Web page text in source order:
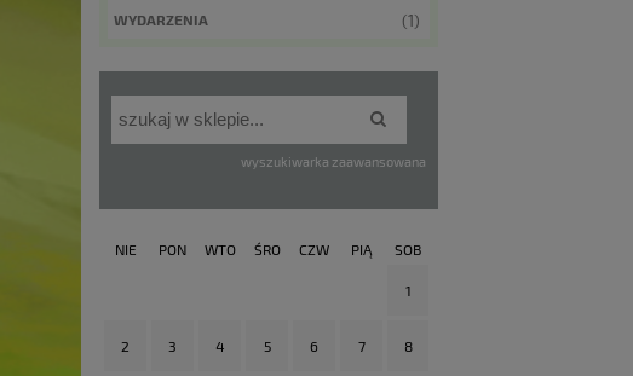
WYDARZENIA (1)
wyszukiwarka zaawansowana
NIE PON WTO ŚRO CZW PIĄ SOB
1
2 3 4 5 6 7 8